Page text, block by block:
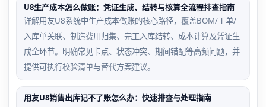
U8生产成本怎么做账：凭证生成、结转与核算全流程排查指南
详解用友U8系统中生产成本做账的核心路径，覆盖BOM/工单/
入库单关联、制造费用归集、完工入库结转、成本计算及凭证生
成全环节。明确常见卡点、状态冲突、期间错配等高频问题，并
提供可执行校验清单与替代方案建议。
用友U8销售出库记不了账怎么办：快速排查与处理指南